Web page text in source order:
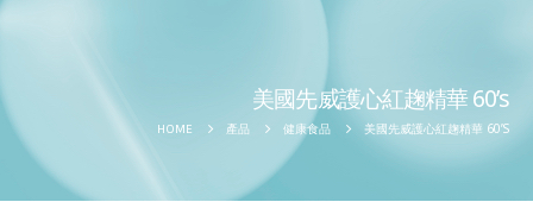
美國先威護心紅趜精華 60’s
HOME 產品 健康食品 美國先威護心紅趜精華 60’S